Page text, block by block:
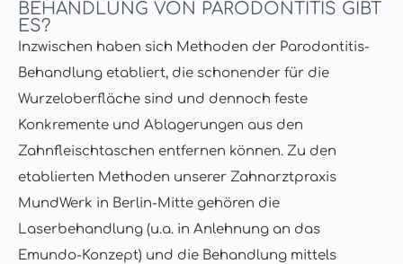
BEHANDLUNG VON PARODONTITIS GIBT
ES?
Inzwischen haben sich Methoden der Parodontitis-
Behandlung etabliert, die schonender für die
Wurzeloberfläche sind und dennoch feste
Konkremente und Ablagerungen aus den
Zahnfleischtaschen entfernen können. Zu den
etablierten Methoden unserer Zahnarztpraxis
MundWerk in Berlin-Mitte gehören die
Laserbehandlung (u.a. in Anlehnung an das
Emundo-Konzept) und die Behandlung mittels